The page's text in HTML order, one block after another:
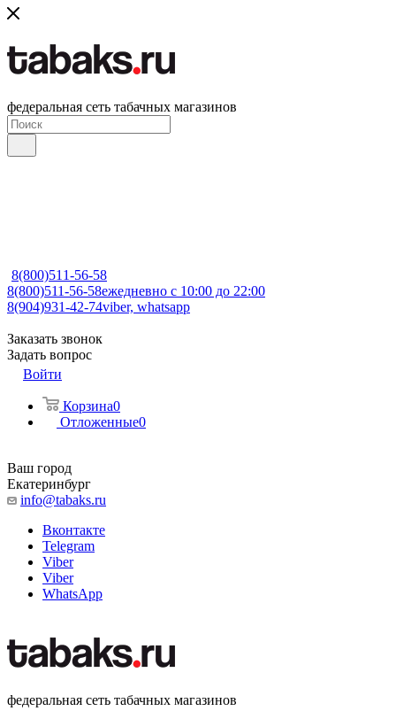
федеральная сеть табачных магазинов
8(800)511-56-58
8(800)511-56-58ежедневно с 10:00 до 22:00
8(904)931-42-74viber, whatsapp
Заказать звонок
Задать вопрос
Войти
Корзина0
Отложенные0
Ваш город
Екатеринбург
info@tabaks.ru
Вконтакте
Telegram
Viber
Viber
WhatsApp
федеральная сеть табачных магазинов